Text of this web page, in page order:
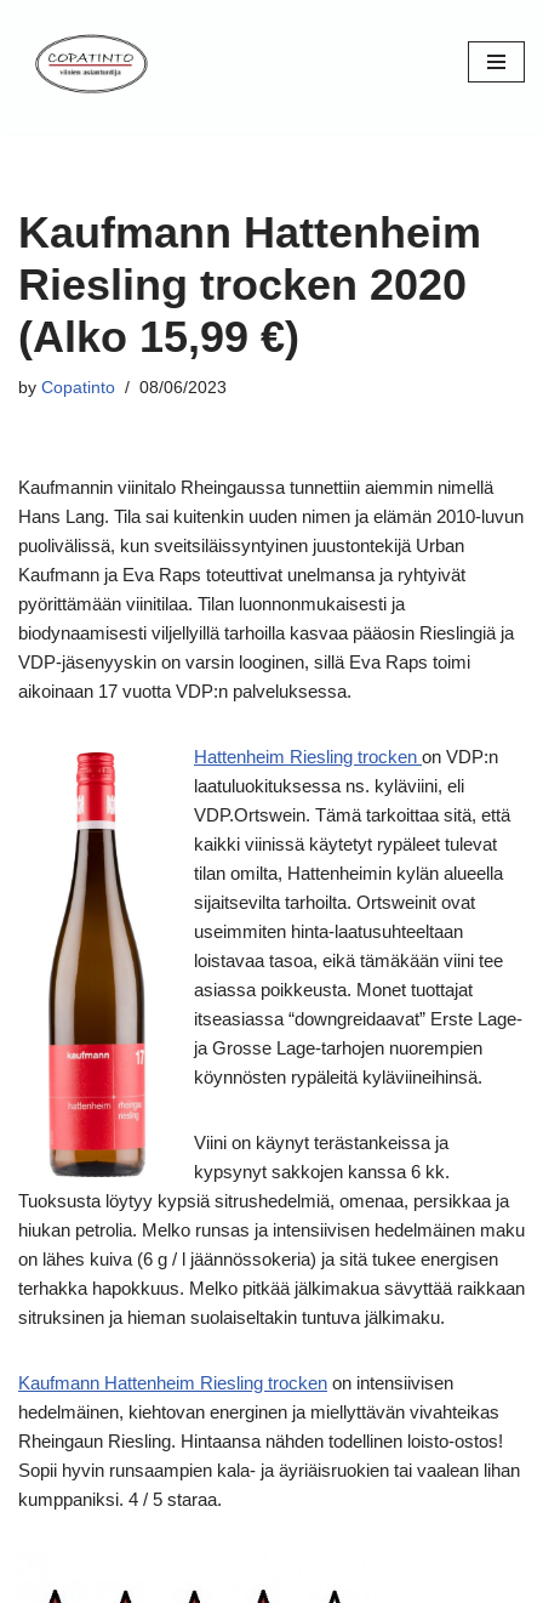
Skip
Kaufmann Hattenheim
Riesling trocken 2020
(Alko 15,99 €)
by Copatinto 08/06/2023
Kaufmannin viinitalo Rheingaussa tunnettiin aiemmin nimellä
Hans Lang. Tila sai kuitenkin uuden nimen ja elämän 2010-luvun
puolivälissä, kun sveitsiläissyntyinen juustontekijä Urban
Kaufmann ja Eva Raps toteuttivat unelmansa ja ryhtyivät
pyörittämään viinitilaa. Tilan luonnonmukaisesti ja
biodynaamisesti viljellyillä tarhoilla kasvaa pääosin Rieslingiä ja
VDP-jäsenyyskin on varsin looginen, sillä Eva Raps toimi
aikoinaan 17 vuotta VDP:n palveluksessa.
Hattenheim Riesling trocken on VDP:n
laatuluokituksessa ns. kyläviini, eli
VDP.Ortswein. Tämä tarkoittaa sitä, että
kaikki viinissä käytetyt rypäleet tulevat
tilan omilta, Hattenheimin kylän alueella
sijaitsevilta tarhoilta. Ortsweinit ovat
useimmiten hinta-laatusuhteeltaan
loistavaa tasoa, eikä tämäkään viini tee
asiassa poikkeusta. Monet tuottajat
itseasiassa “downgreidaavat” Erste Lage-
ja Grosse Lage-tarhojen nuorempien
köynnösten rypäleitä kyläviineihinsä.
Viini on käynyt terästankeissa ja
kypsynyt sakkojen kanssa 6 kk.
Tuoksusta löytyy kypsiä sitrushedelmiä, omenaa, persikkaa ja
hiukan petrolia. Melko runsas ja intensiivisen hedelmäinen maku
on lähes kuiva (6 g / l jäännössokeria) ja sitä tukee energisen
terhakka hapokkuus. Melko pitkää jälkimakua sävyttää raikkaan
sitruksinen ja hieman suolaiseltakin tuntuva jälkimaku.
Kaufmann Hattenheim Riesling trocken on intensiivisen
hedelmäinen, kiehtovan energinen ja miellyttävän vivahteikas
Rheingaun Riesling. Hintaansa nähden todellinen loisto-ostos!
Sopii hyvin runsaampien kala- ja äyriäisruokien tai vaalean lihan
kumppaniksi. 4 / 5 staraa.